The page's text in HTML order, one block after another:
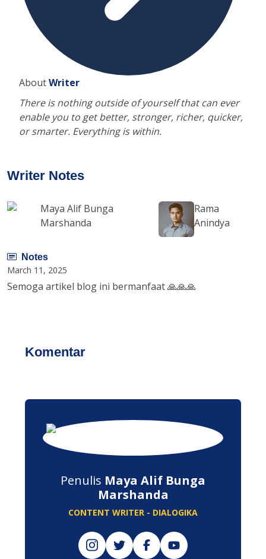
AboutWriter
There is nothing outside of yourself that can ever
enable you to get better, stronger, richer, quicker,
or smarter. Everything is within.
Writer Notes
Maya Alif Bunga
Marshanda
Rama
Anindya
Notes
March 11, 2025
Semoga artikel blog ini bermanfaat 🙏🙏🙏
Komentar
Penulis Maya Alif Bunga
Marshanda
CONTENT WRITER - DIALOGIKA